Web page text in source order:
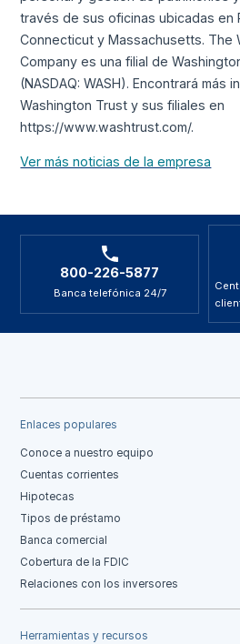
través de sus oficinas ubicadas en
Connecticut y Massachusetts. The
Company es una filial de
(NASDAQ: WASH). Encontrará más
Washington Trust y sus filiales en
https://www.washtrust.com/.
Ver más noticias de la empresa
800-226-5877
Banca telefónica 24/7
Enlaces populares
Conoce a nuestro equipo
Cuentas corrientes
Hipotecas
Tipos de préstamo
Banca comercial
Cobertura de la FDIC
Relaciones con los inversores
Herramientas y recursos